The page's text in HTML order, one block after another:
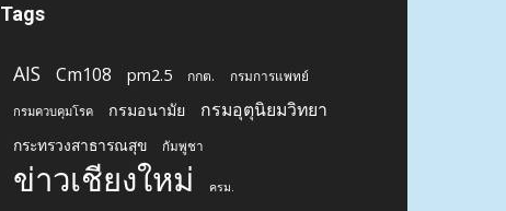
Tags
AIS Cm108 pm2.5 กกต. กรมการแพทย์
กรมควบคุมโรค กรมอนามัย กรมอุตุนิยมวิทยา
กระทรวงสาธารณสุข กัมพูชา
ข่าวเชียงใหม่ ครม.